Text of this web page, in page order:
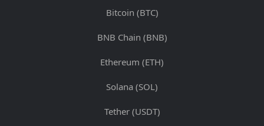
Bitcoin (BTC)
BNB Chain (BNB)
Ethereum (ETH)
Solana (SOL)
Tether (USDT)